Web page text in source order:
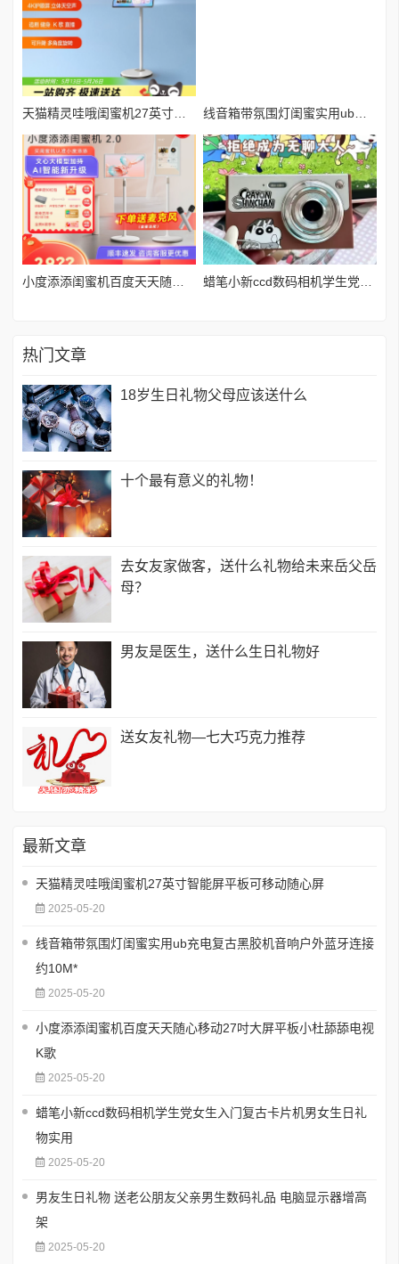
线音箱带氛围灯闺蜜实用ub充电复古黑胶机音响户外蓝牙连接约10M*
小度添添闺蜜机百度天天随心移动27吋大屏平板小杜舔舔电视K歌 蜡笔小新ccd数码相机学生党女生入门复古卡片机男女生日礼物实用
热门文章
18岁生日礼物父母应该送什么
十个最有意义的礼物！
去女友家做客，送什么礼物给未来岳父岳
母？
男友是医生，送什么生日礼物好
送女友礼物—七大巧克力推荐
最新文章
天猫精灵哇哦闺蜜机27英寸智能屏平板可移动随心屏
2025-05-20
线音箱带氛围灯闺蜜实用ub充电复古黑胶机音响户外蓝牙连接
约10M*
2025-05-20
小度添添闺蜜机百度天天随心移动27吋大屏平板小杜舔舔电视
K歌
2025-05-20
蜡笔小新ccd数码相机学生党女生入门复古卡片机男女生日礼
物实用
2025-05-20
男友生日礼物 送老公朋友父亲男生数码礼品 电脑显示器增高
架
2025-05-20